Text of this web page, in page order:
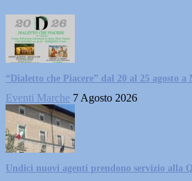
“Dialetto che Piacere” dal 20 al 25 agosto a
Eventi Marche 7 Agosto 2026
Undici nuovi agenti prendono servizio alla